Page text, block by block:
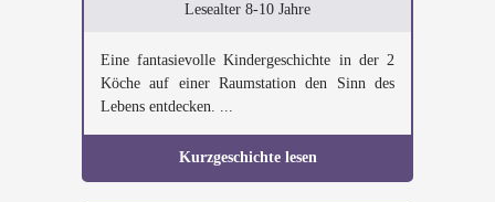
Lesealter 8-10 Jahre
Eine fantasievolle Kindergeschichte in der 2
Köche auf einer Raumstation den Sinn des
Lebens entdecken. ...
Kurzgeschichte lesen